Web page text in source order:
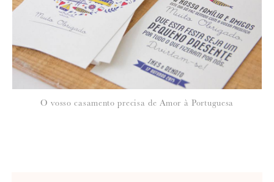
O vosso casamento precisa de Amor à Portuguesa